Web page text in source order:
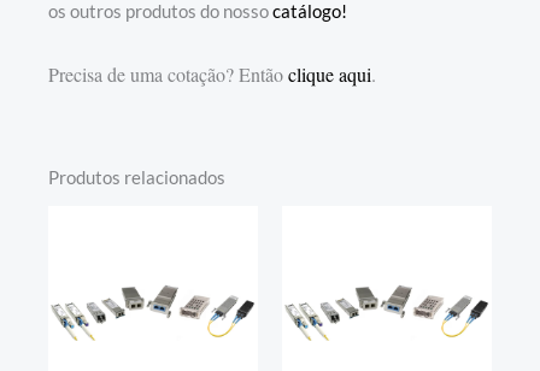
os outros produtos do nossocatálogo!
Precisa de uma cotação? Entãoclique aqui.
Produtos relacionados